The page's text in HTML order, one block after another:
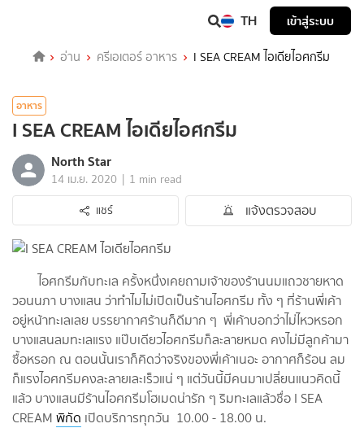
TH เข้าสู่ระบบ
อ่าน ครีเอเตอร์ อาหาร I SEA CREAM ไอเดียไอศกรีม​
อาหาร
I SEA CREAM ไอเดียไอศกรีม​
North Star
14 เม.ย. 2020 | 1 min read
แชร์
แจ้งตรวจสอบ
ไอศกรีม​กับทะเล ครั้งหนึ่งเคยถามเจ้าของร้านนมแถวชายหาด
วอนนภา บางแสน ว่าทำไมไม่เปิดเป็นร้านไอศกรีม ทั้ง ๆ ที่ร้านพี่เค้า
อยู่หน้าทะเลเลย บรรยากาศร้านก็ดีมาก ๆ ​ พี่เค้าบอกว่าไม่ไหวหรอก
บางแสนลมทะเลแรง แป๊บเดียวไอศกรีม​ก็ละลายหมด คงไม่มีลูกค้ามา
ซื้อหรอก ณ ตอนนั้นเราก็คิดว่าจริงของพี่เค้าเนอะ อากาศก็ร้อน ลม
ก็แรงไอศกรีม​คงละลายเละเร็วแน่ ๆ แต่วันนี้มีคนมาเปลี่ยนแนวคิดนี้
แล้ว บางแสนมีร้านไอศกรีม​โฮเมดน่ารัก ๆ ริมทะเลแล้วชื่อ I SEA
CREAM พิกัด เปิดบริการทุกวัน 10.00 - 18.00 น.